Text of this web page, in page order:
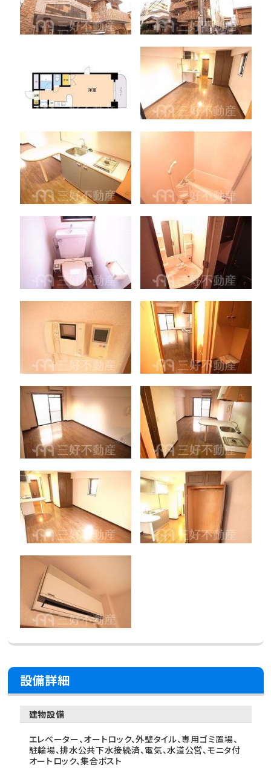
設備詳細
建物設備
エレベーター、オートロック、外壁タイル、専用ゴミ置場、
駐輪場、排水公共下水接続済、電気、水道公営、モニタ付
オートロック、集合ポスト